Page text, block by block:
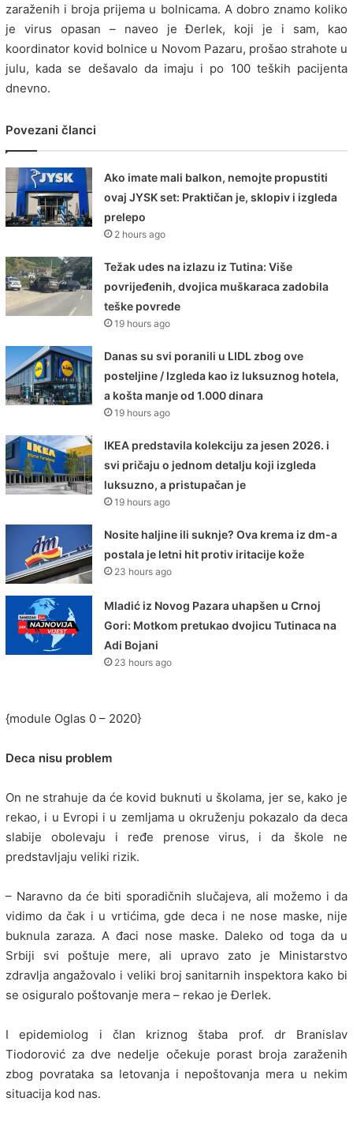
zaraženih i broja prijema u bolnicama. A dobro znamo koliko
je virus opasan – naveo je Đerlek, koji je i sam, kao
koordinator kovid bolnice u Novom Pazaru, prošao strahote u
julu, kada se dešavalo da imaju i po 100 teških pacijenta
dnevno.
Povezani članci
Ako imate mali balkon, nemojte propustiti
ovaj JYSK set: Praktičan je, sklopiv i izgleda
prelepo
2 hours ago
Težak udes na izlazu iz Tutina: Više
povrijeđenih, dvojica muškaraca zadobila
teške povrede
19 hours ago
Danas su svi poranili u LIDL zbog ove
posteljine / Izgleda kao iz luksuznog hotela,
a košta manje od 1.000 dinara
19 hours ago
IKEA predstavila kolekciju za jesen 2026. i
svi pričaju o jednom detalju koji izgleda
luksuzno, a pristupačan je
19 hours ago
Nosite haljine ili suknje? Ova krema iz dm-a
postala je letni hit protiv iritacije kože
23 hours ago
Mladić iz Novog Pazara uhapšen u Crnoj
Gori: Motkom pretukao dvojicu Tutinaca na
Adi Bojani
23 hours ago
{module Oglas 0 – 2020}
Deca nisu problem
On ne strahuje da će kovid buknuti u školama, jer se, kako je
rekao, i u Evropi i u zemljama u okruženju pokazalo da deca
slabije obolevaju i ređe prenose virus, i da škole ne
predstavljaju veliki rizik.
– Naravno da će biti sporadičnih slučajeva, ali možemo i da
vidimo da čak i u vrtićima, gde deca i ne nose maske, nije
buknula zaraza. A đaci nose maske. Daleko od toga da u
Srbiji svi poštuje mere, ali upravo zato je Ministarstvo
zdravlja angažovalo i veliki broj sanitarnih inspektora kako bi
se osiguralo poštovanje mera – rekao je Đerlek.
I epidemiolog i član kriznog štaba prof. dr Branislav
Tiodorović za dve nedelje očekuje porast broja zaraženih
zbog povrataka sa letovanja i nepoštovanja mera u nekim
situacija kod nas.